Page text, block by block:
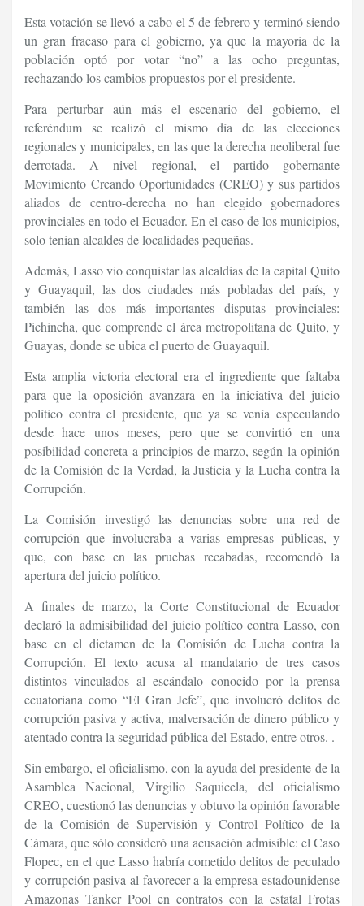
Esta votación se llevó a cabo el 5 de febrero y terminó siendo
un gran fracaso para el gobierno, ya que la mayoría de la
población optó por votar “no” a las ocho preguntas,
rechazando los cambios propuestos por el presidente.
Para perturbar aún más el escenario del gobierno, el
referéndum se realizó el mismo día de las elecciones
regionales y municipales, en las que la derecha neoliberal fue
derrotada. A nivel regional, el partido gobernante
Movimiento Creando Oportunidades (CREO) y sus partidos
aliados de centro-derecha no han elegido gobernadores
provinciales en todo el Ecuador. En el caso de los municipios,
solo tenían alcaldes de localidades pequeñas.
Además, Lasso vio conquistar las alcaldías de la capital Quito
y Guayaquil, las dos ciudades más pobladas del país, y
también las dos más importantes disputas provinciales:
Pichincha, que comprende el área metropolitana de Quito, y
Guayas, donde se ubica el puerto de Guayaquil.
Esta amplia victoria electoral era el ingrediente que faltaba
para que la oposición avanzara en la iniciativa del juicio
político contra el presidente, que ya se venía especulando
desde hace unos meses, pero que se convirtió en una
posibilidad concreta a principios de marzo, según la opinión
de la Comisión de la Verdad, la Justicia y la Lucha contra la
Corrupción.
La Comisión investigó las denuncias sobre una red de
corrupción que involucraba a varias empresas públicas, y
que, con base en las pruebas recabadas, recomendó la
apertura del juicio político.
A finales de marzo, la Corte Constitucional de Ecuador
declaró la admisibilidad del juicio político contra Lasso, con
base en el dictamen de la Comisión de Lucha contra la
Corrupción. El texto acusa al mandatario de tres casos
distintos vinculados al escándalo conocido por la prensa
ecuatoriana como “El Gran Jefe”, que involucró delitos de
corrupción pasiva y activa, malversación de dinero público y
atentado contra la seguridad pública del Estado, entre otros. .
Sin embargo, el oficialismo, con la ayuda del presidente de la
Asamblea Nacional, Virgilio Saquicela, del oficialismo
CREO, cuestionó las denuncias y obtuvo la opinión favorable
de la Comisión de Supervisión y Control Político de la
Cámara, que sólo consideró una acusación admisible: el Caso
Flopec, en el que Lasso habría cometido delitos de peculado
y corrupción pasiva al favorecer a la empresa estadounidense
Amazonas Tanker Pool en contratos con la estatal Frotas